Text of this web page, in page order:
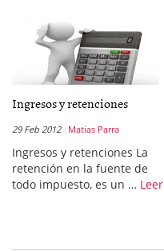
Ingresos y retenciones
29 Feb 2012 Matias Parra
Ingresos y retenciones La
retención en la fuente de
todo impuesto, es un … Leer